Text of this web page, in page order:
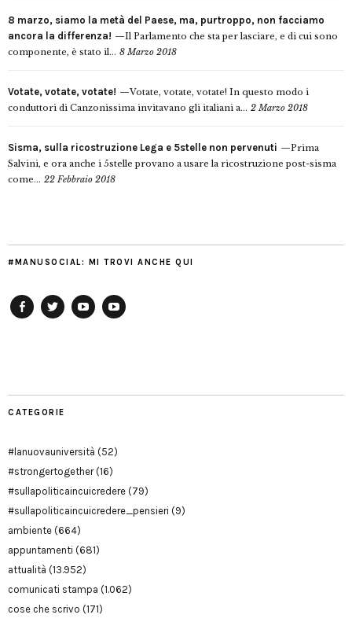
8 marzo, siamo la metà del Paese, ma, purtroppo, non facciamo
ancora la differenza!
Il Parlamento che sta per lasciare, e di cui sono
componente, è stato il... 8 Marzo 2018
Votate, votate, votate!
Votate, votate, votate! In questo modo i
conduttori di Canzonissima invitavano gli italiani a... 2 Marzo 2018
Sisma, sulla ricostruzione Lega e 5stelle non pervenuti
Prima
Salvini, e ora anche i 5stelle provano a usare la ricostruzione post-sisma
come... 22 Febbraio 2018
#MANUSOCIAL: MI TROVI ANCHE QUI
CATEGORIE
#lanuovauniversità (52)
#strongertogether(16)
#sullapoliticaincuicredere (79)
#sullapoliticaincuicredere_pensieri (9)
ambiente (664)
appuntamenti (681)
attualità (13.952)
comunicati stampa (1.062)
cose che scrivo (171)